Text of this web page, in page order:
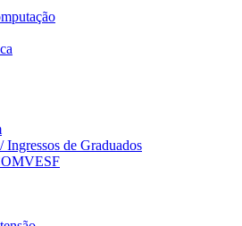
Ingressos de Graduados